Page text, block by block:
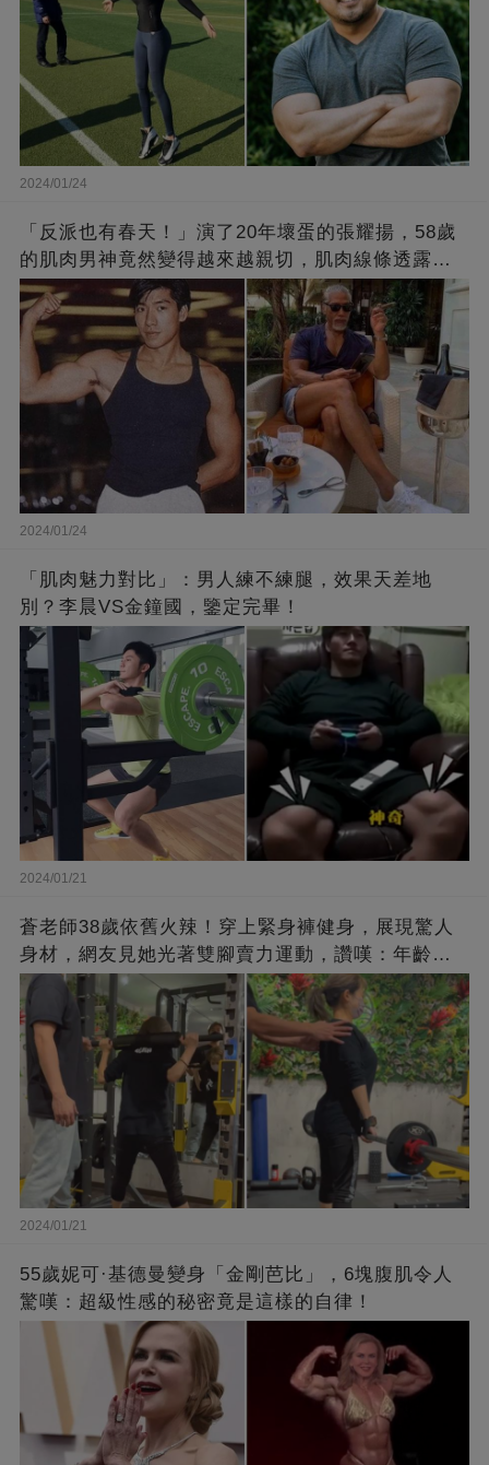
2024/01/24
「反派也有春天！」演了20年壞蛋的張耀揚，58歲
的肌肉男神竟然變得越來越親切，肌肉線條透露了
他的秘密！
2024/01/24
「肌肉魅力對比」：男人練不練腿，效果天差地
別？李晨VS金鐘國，鑒定完畢！
2024/01/21
蒼老師38歲依舊火辣！穿上緊身褲健身，展現驚人
身材，網友見她光著雙腳賣力運動，讚嘆：年齡不
過是個數字！
2024/01/21
55歲妮可·基德曼變身「金剛芭比」，6塊腹肌令人
驚嘆：超級性感的秘密竟是這樣的自律！